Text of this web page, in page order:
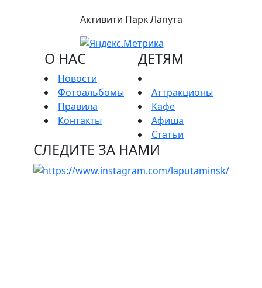
Активити Парк Лапута
О НАС
Новости
Фотоальбомы
Правила
Контакты
ДЕТЯМ
Аттракционы
Кафе
Афиша
Статьи
СЛЕДИТЕ ЗА НАМИ